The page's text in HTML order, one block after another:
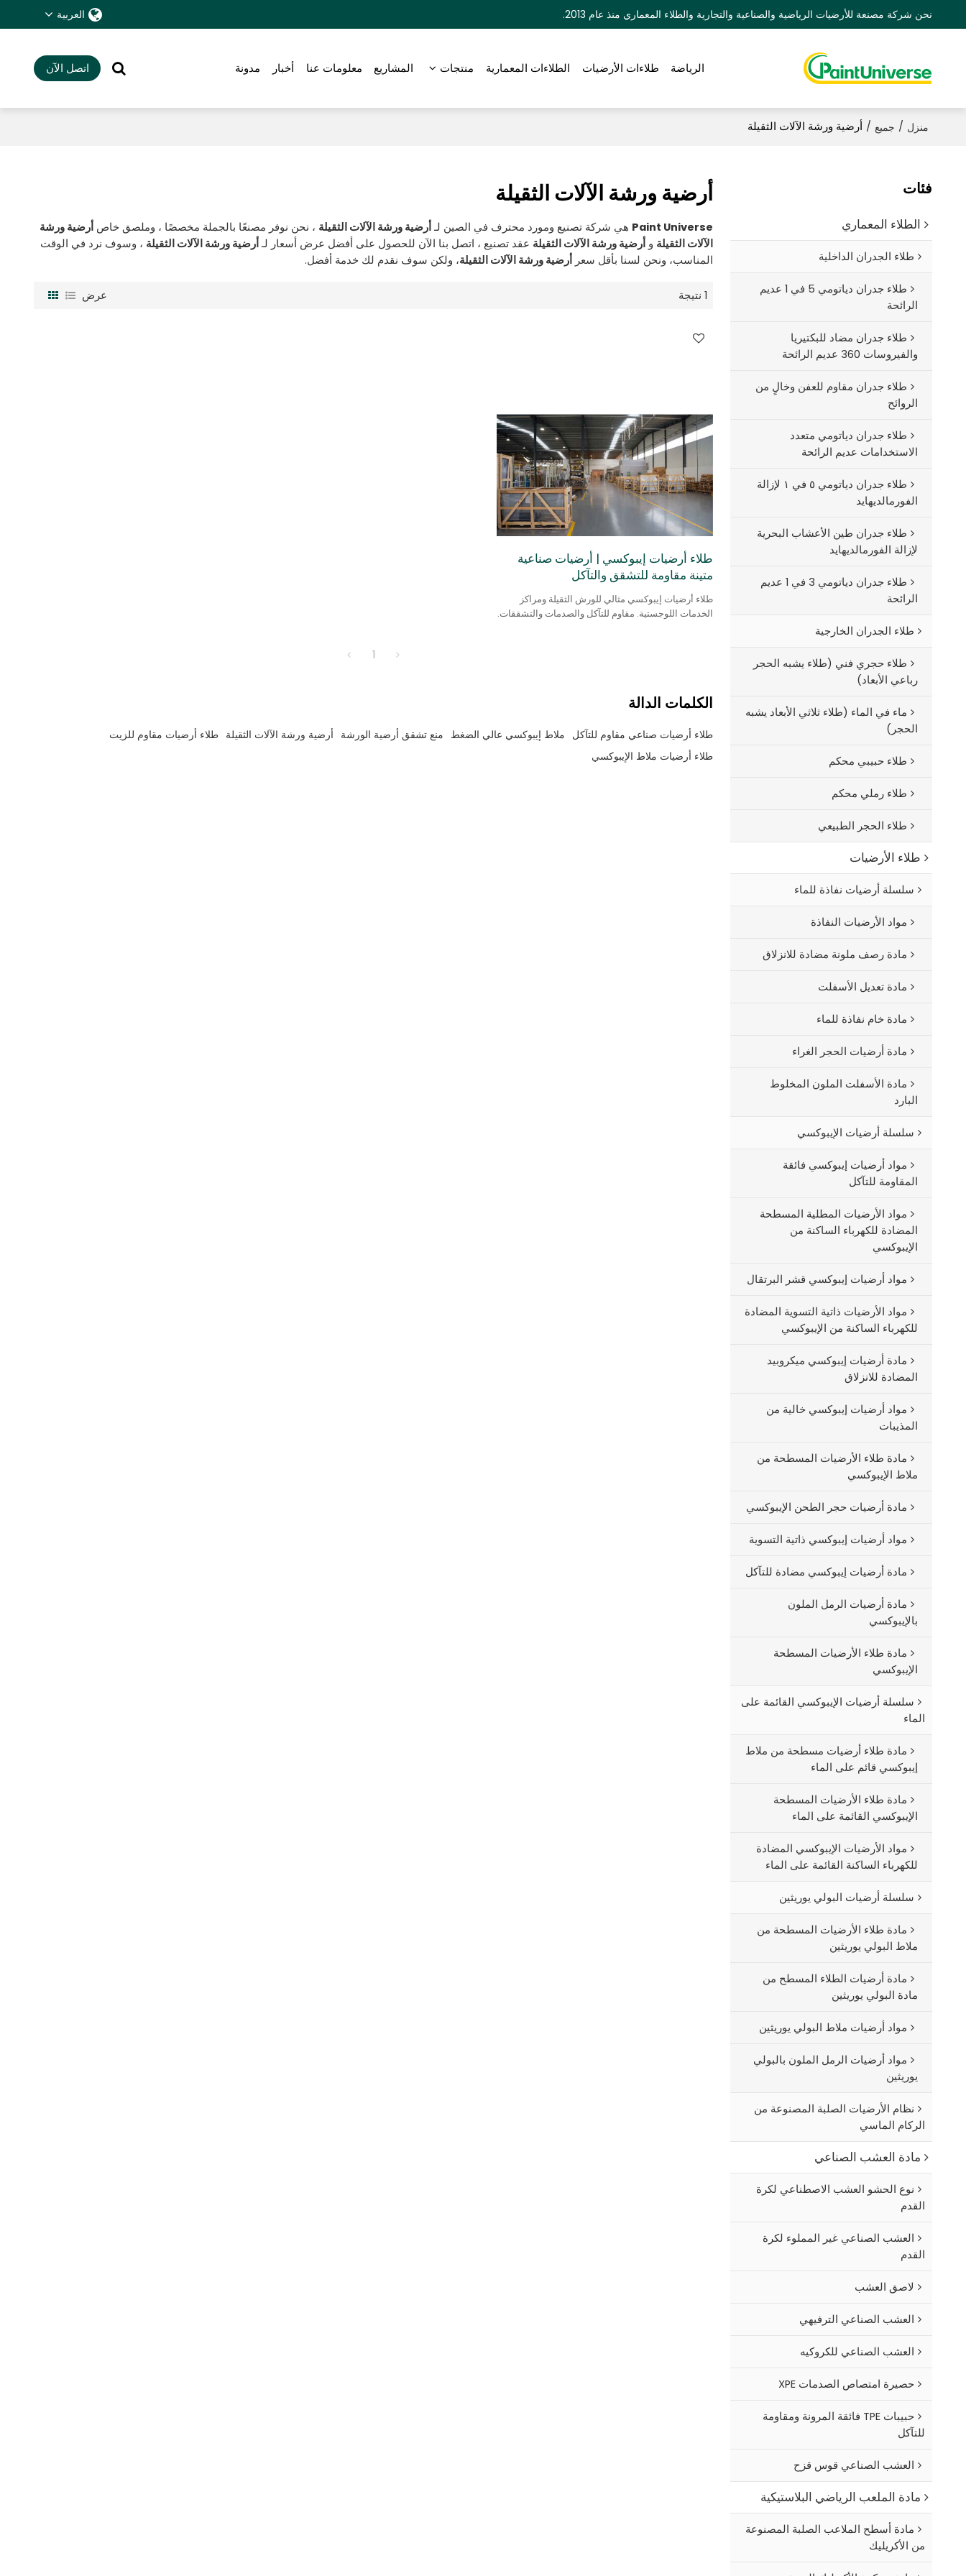
نحن شركة مصنعة للأرضيات الرياضية والصناعية والتجارية والطلاء المعماري منذ عام 2013. العربية
الرياضة طلاءات الأرضيات الطلاءات المعمارية منتجات المشاريع معلومات عنا أخبار مدونة اتصل الآن
منزل / جميع / أرضية ورشة الآلات الثقيلة
أرضية ورشة الآلات الثقيلة
Paint Universe هي شركة تصنيع ومورد محترف في الصين لـأرضية ورشة الآلات الثقيلة ، نحن نوفر مصنعًا بالجملة مخصصًا ، وملصق خاص أرضية ورشة
الآلات الثقيلة و أرضية ورشة الآلات الثقيلة عقد تصنيع ، اتصل بنا الآن للحصول على أفضل عرض أسعار لـأرضية ورشة الآلات الثقيلة ، وسوف نرد في الوقت
المناسب، ونحن لسنا بأقل سعر أرضية ورشة الآلات الثقيلة، ولكن سوف نقدم لك خدمة أفضل.
1 نتيجة عرض
طلاء أرضيات إيبوكسي | أرضيات صناعية
متينة مقاومة للتشقق والتآكل
طلاء أرضيات إيبوكسي مثالي للورش الثقيلة ومراكز
الخدمات اللوجستية. مقاوم للتآكل والصدمات والتشققات.
1
الكلمات الدالة
طلاء أرضيات صناعي مقاوم للتآكل ملاط إيبوكسي عالي الضغط منع تشقق أرضية الورشة أرضية ورشة الآلات الثقيلة طلاء أرضيات مقاوم للزيت
طلاء أرضيات ملاط الإيبوكسي
فئات
الطلاء المعماري
طلاء الجدران الداخلية
طلاء جدران دياتومي 5 في 1 عديم
الرائحة
طلاء جدران مضاد للبكتيريا
والفيروسات 360 عديم الرائحة
طلاء جدران مقاوم للعفن وخالٍ من
الروائح
طلاء جدران دياتومي متعدد
الاستخدامات عديم الرائحة
طلاء جدران دياتومي ٥ في ١ لإزالة
الفورمالديهايد
طلاء جدران طين الأعشاب البحرية
لإزالة الفورمالديهايد
طلاء جدران دياتومي 3 في 1 عديم
الرائحة
طلاء الجدران الخارجية
طلاء حجري فني (طلاء يشبه الحجر
رباعي الأبعاد)
ماء في الماء (طلاء ثلاثي الأبعاد يشبه
الحجر)
طلاء حبيبي محكم
طلاء رملي محكم
طلاء الحجر الطبيعي
طلاء الأرضيات
سلسلة أرضيات نفاذة للماء
مواد الأرضيات النفاذة
مادة رصف ملونة مضادة للانزلاق
مادة تعديل الأسفلت
مادة خام نفاذة للماء
مادة أرضيات الحجر الغراء
مادة الأسفلت الملون المخلوط
البارد
سلسلة أرضيات الإيبوكسي
مواد أرضيات إيبوكسي فائقة
المقاومة للتآكل
مواد الأرضيات المطلية المسطحة
المضادة للكهرباء الساكنة من
الإيبوكسي
مواد أرضيات إيبوكسي قشر البرتقال
مواد الأرضيات ذاتية التسوية المضادة
للكهرباء الساكنة من الإيبوكسي
مادة أرضيات إيبوكسي ميكروبيد
المضادة للانزلاق
مواد أرضيات إيبوكسي خالية من
المذيبات
مادة طلاء الأرضيات المسطحة من
ملاط الإيبوكسي
مادة أرضيات حجر الطحن الإيبوكسي
مواد أرضيات إيبوكسي ذاتية التسوية
مادة أرضيات إيبوكسي مضادة للتآكل
مادة أرضيات الرمل الملون
بالإيبوكسي
مادة طلاء الأرضيات المسطحة
الإيبوكسي
سلسلة أرضيات الإيبوكسي القائمة على
الماء
مادة طلاء أرضيات مسطحة من ملاط
إيبوكسي قائم على الماء
مادة طلاء الأرضيات المسطحة
الإيبوكسي القائمة على الماء
مواد الأرضيات الإيبوكسي المضادة
للكهرباء الساكنة القائمة على الماء
سلسلة أرضيات البولي يوريثين
مادة طلاء الأرضيات المسطحة من
ملاط البولي يوريثين
مادة أرضيات الطلاء المسطح من
مادة البولي يوريثين
مواد أرضيات ملاط البولي يوريثين
مواد أرضيات الرمل الملون بالبولي
يوريثين
نظام الأرضيات الصلبة المصنوعة من
الركام الماسي
مادة العشب الصناعي
نوع الحشو العشب الاصطناعي لكرة
القدم
العشب الصناعي غير المملوء لكرة
القدم
لاصق العشب
العشب الصناعي الترفيهي
العشب الصناعي للكروكيه
حصيرة امتصاص الصدمات XPE
حبيبات TPE فائقة المرونة ومقاومة
للتآكل
العشب الصناعي قوس قزح
مادة الملعب الرياضي البلاستيكية
مادة أسطح الملاعب الصلبة المصنوعة
من الأكريليك